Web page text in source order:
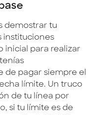
demostrar tu
instituciones
inicial para realizar
de pagar siempre el
límite. Un truco
de tu línea por
si tu límite es de